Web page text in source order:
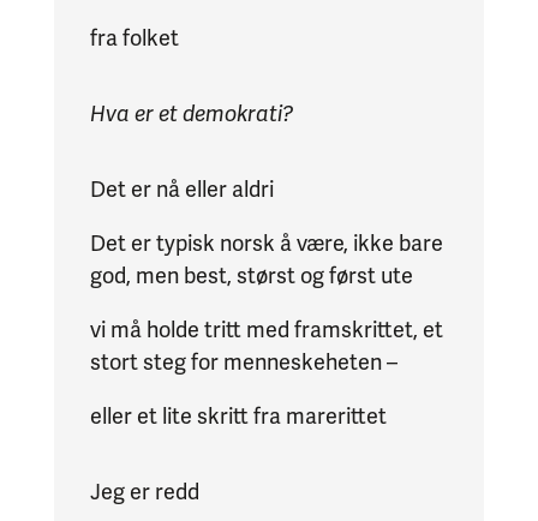
fra folket
Hva er et demokrati?
Det er nå eller aldri
Det er typisk norsk å være, ikke bare
god, men best, størst og først ute
vi må holde tritt med framskrittet, et
stort steg for menneskeheten –
eller et lite skritt fra marerittet
Jeg er redd